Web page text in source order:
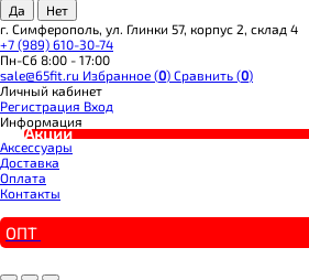
г. Симферополь, ул. Глинки 57, корпус 2, склад 4
+7 (989) 610-30-74
Пн-Сб 8:00 - 17:00
sale@65fit.ru Избранное (0) Сравнить (0)
Личный кабинет
Регистрация Вход
Информация
Акции
Аксессуары
Доставка
Оплата
Контакты
ОПТ